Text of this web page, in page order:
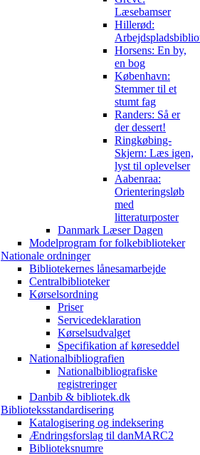
Læsebamser
Hillerød:
Horsens: En by,
en bog
København:
Stemmer til et
stumt fag
Randers: Så er
der dessert!
Ringkøbing-
Skjern: Læs igen,
lyst til oplevelser
Aabenraa:
Orienteringsløb
med
litteraturposter
Danmark Læser Dagen
Modelprogram for folkebiblioteker
Nationale ordninger
Bibliotekernes lånesamarbejde
Centralbiblioteker
Kørselsordning
Priser
Servicedeklaration
Kørselsudvalget
Specifikation af køreseddel
Nationalbibliografien
Nationalbibliografiske
registreringer
Danbib & bibliotek.dk
Biblioteksstandardisering
Katalogisering og indeksering
Ændringsforslag til danMARC2
Biblioteksnumre